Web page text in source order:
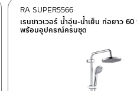
Clearance sale
เรนชาวเวอร์ น้ำอุ่น-น้ำเย็น ท่อยาว 60
พร้อมอุปกรณ์ครบชุด
RA SUPER5566